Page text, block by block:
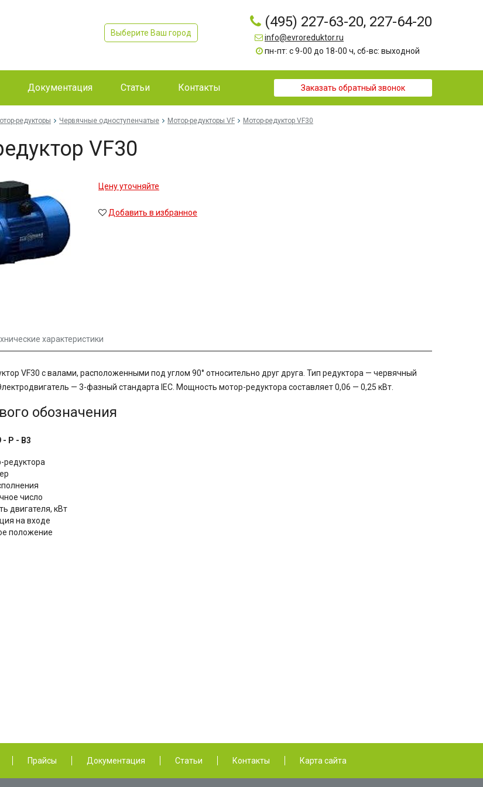
Выберите Ваш город
(495) 227-63-20, 227-64-20
info@evroreduktor.ru
пн-пт: с 9-00 до 18-00 ч, сб-вс: выходной
Документация Статьи Контакты Заказать обратный звонок
редукторы Червячные одноступенчатые Мотор-редукторы VF Мотор-редуктор VF30
VF30
Цену уточняйте
Добавить в избранное
характеристики
VF30 с валами, расположенными под углом 90° относительно друг друга. Тип редуктора — червячный
— 3-фазный стандарта IEC. Мощность мотор-редуктора составляет 0,06 — 0,25 кВт.
обозначения
- P - B3
редуктора
число
двигателя, кВт
на входе
положение
Прайсы Документация Статьи Контакты Карта сайта